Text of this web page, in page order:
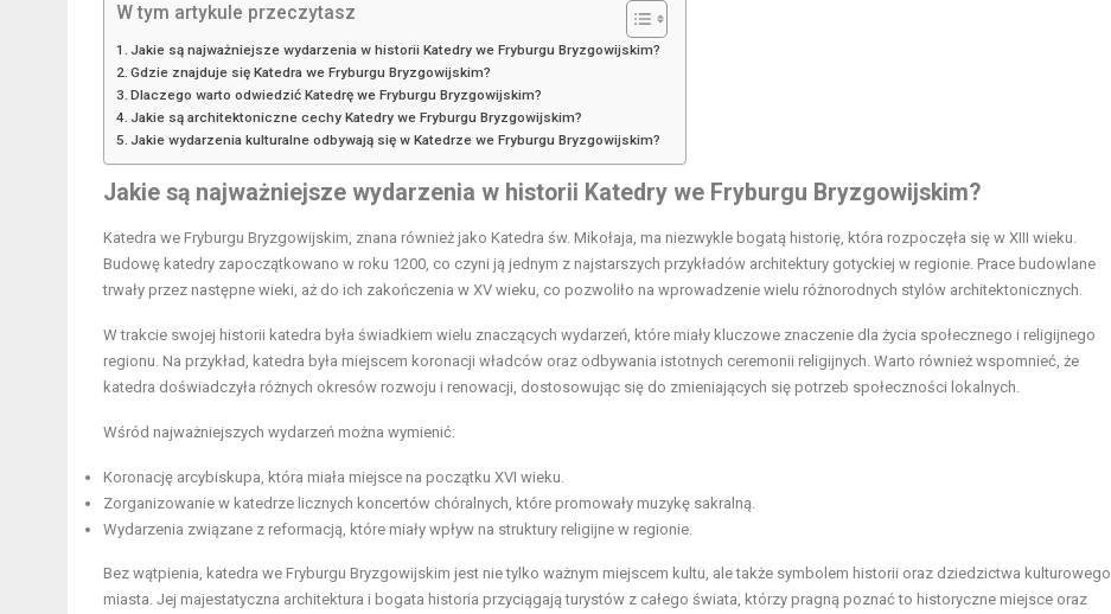
W tym artykule przeczytasz
Jakie są najważniejsze wydarzenia w historii Katedry we Fryburgu Bryzgowijskim?
Gdzie znajduje się Katedra we Fryburgu Bryzgowijskim?
Dlaczego warto odwiedzić Katedrę we Fryburgu Bryzgowijskim?
Jakie są architektoniczne cechy Katedry we Fryburgu Bryzgowijskim?
Jakie wydarzenia kulturalne odbywają się w Katedrze we Fryburgu Bryzgowijskim?
Jakie są najważniejsze wydarzenia w historii Katedry we Fryburgu Bryzgowijskim?
Katedra we Fryburgu Bryzgowijskim, znana również jako Katedra św. Mikołaja, ma niezwykle bogatą historię, która rozpoczęła się w XIII wieku.
Budowę katedry zapoczątkowano w roku 1200, co czyni ją jednym z najstarszych przykładów architektury gotyckiej w regionie. Prace budowlane
trwały przez następne wieki, aż do ich zakończenia w XV wieku, co pozwoliło na wprowadzenie wielu różnorodnych stylów architektonicznych.
W trakcie swojej historii katedra była świadkiem wielu znaczących wydarzeń, które miały kluczowe znaczenie dla życia społecznego i religijnego
regionu. Na przykład, katedra była miejscem koronacji władców oraz odbywania istotnych ceremonii religijnych. Warto również wspomnieć, że
katedra doświadczyła różnych okresów rozwoju i renowacji, dostosowując się do zmieniających się potrzeb społeczności lokalnych.
Wśród najważniejszych wydarzeń można wymienić:
Koronację arcybiskupa, która miała miejsce na początku XVI wieku.
Zorganizowanie w katedrze licznych koncertów chóralnych, które promowały muzykę sakralną.
Wydarzenia związane z reformacją, które miały wpływ na struktury religijne w regionie.
Bez wątpienia, katedra we Fryburgu Bryzgowijskim jest nie tylko ważnym miejscem kultu, ale także symbolem historii oraz dziedzictwa kulturowego
miasta. Jej majestatyczna architektura i bogata historia przyciągają turystów z całego świata, którzy pragną poznać to historyczne miejsce oraz